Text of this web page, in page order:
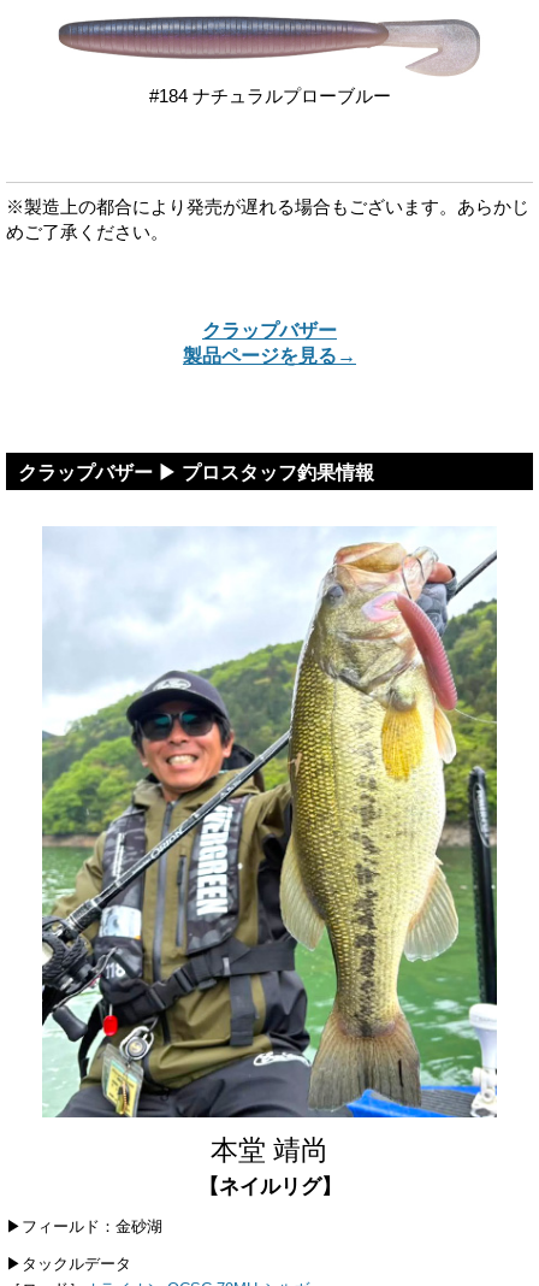
#184 ナチュラルプローブルー
※製造上の都合により発売が遅れる場合もございます。あらかじ
めご了承ください。
クラップバザー
製品ページを見る→
クラップバザー ▶ プロスタッフ釣果情報
本堂 靖尚
【ネイルリグ】
▶フィールド：金砂湖
▶タックルデータ